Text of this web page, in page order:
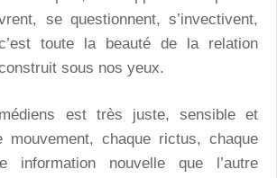
se questionnent, s’invectivent,
toute la beauté de la relation
sous nos yeux.
est très juste, sensible et
mouvement, chaque rictus, chaque
information nouvelle que l’autre